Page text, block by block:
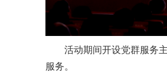
活动期间开设党群服务
服务。